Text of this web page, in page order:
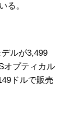
る。
ルが3,499
オプティカル
ドルで販売